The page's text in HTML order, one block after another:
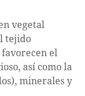
vegetal
tejido
el
así como la
minerales y